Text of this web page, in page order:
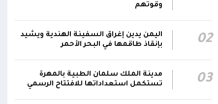
الموقف وثبات المقاتلين في مواقعهم
00:26
الفريق أول ركن طارق صالح يعزي في اتصالين
هاتفيين قائدي الفرقتين الأولى والثالثة طوارئ في
استشهاد عدد من الأبطال بالهجوم الحوثي الغادر
اللجنة الأمنية بحضرموت تدين هجوم مليشيا
الحوثي على القوات المسلحة وتؤكد استمرار
وقوتهم
02
اليمن يدين إغراق السفينة الهندية ويشيد
بإنقاذ طاقمها في البحر الأحمر
03
مدينة الملك سلمان الطبية بالمهرة
تستكمل استعداداتها للافتتاح الرسمي